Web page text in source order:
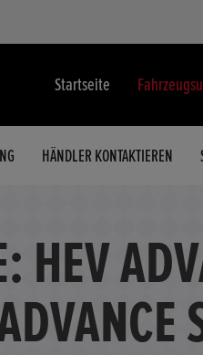
Startseite
HÄNDLER KONTAKTIEREN
HEV